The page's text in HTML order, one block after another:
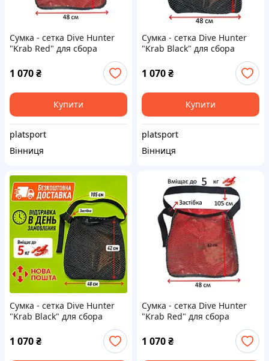
Сумка - сетка Dive Hunter
"Krab Red" для сбора
1 070₴
Купити
platsport
Вінниця
Сумка - сетка Dive Hunter
"Krab Вlack" для сбора
1 070₴
Купити
platsport
Вінниця
Сумка - сетка Dive Hunter
"Krab Вlack" для сбора
1 070₴
Сумка - сетка Dive Hunter
"Krab Red" для сбора
1 070₴